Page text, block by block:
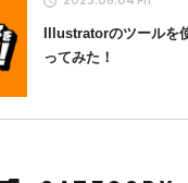
Illustratorのツールを
ってみた！